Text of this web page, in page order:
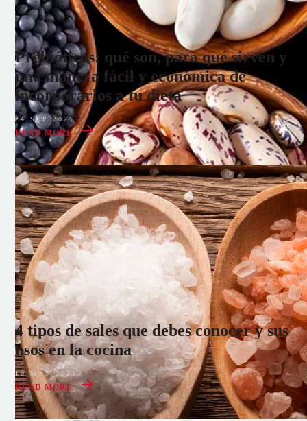
Prebióticos: qué son, para qué sirven y
una manera fácil y económica de
incorporarlos a tu dieta
24 SEP 2021
READ MORE
4 tipos de sales que debes conocer y sus
usos en la cocina
19 MAY 2021
READ MORE